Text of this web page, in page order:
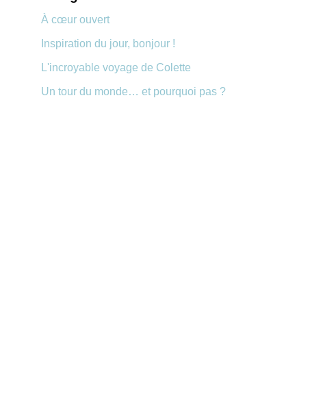
À cœur ouvert
Inspiration du jour, bonjour !
L'incroyable voyage de Colette
Un tour du monde… et pourquoi pas ?